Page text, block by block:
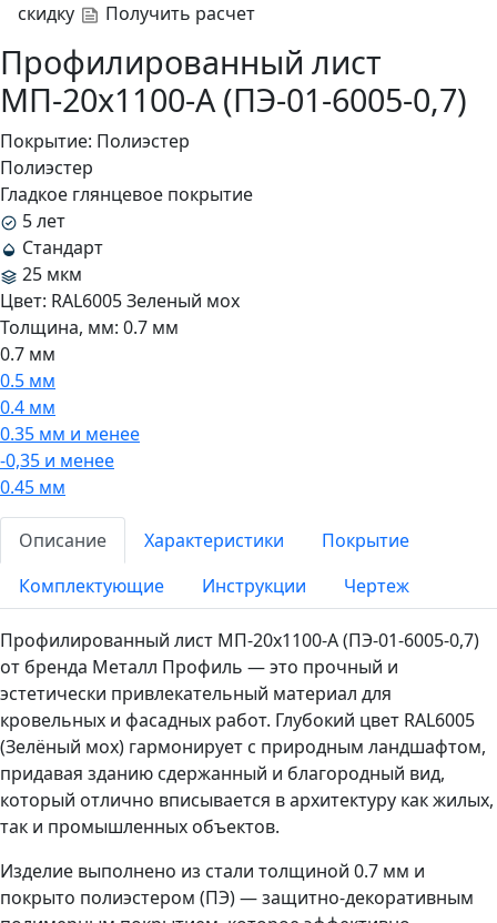
скидку
Получить расчет
Профилированный лист
МП-20x1100-A (ПЭ-01-6005-0,7)
Покрытие: Полиэстер
Полиэстер
Гладкое глянцевое покрытие
5 лет
Стандарт
25 мкм
Цвет: RAL6005 Зеленый мох
Толщина, мм: 0.7 мм
0.7 мм
0.5 мм
0.4 мм
0.35 мм и менее
-0,35 и менее
0.45 мм
Описание Характеристики
Покрытие
Комплектующие
Инструкции Чертеж
Профилированный лист МП-20x1100-A (ПЭ-01-6005-0,7)
от бренда Металл Профиль — это прочный и
эстетически привлекательный материал для
кровельных и фасадных работ. Глубокий цвет RAL6005
(Зелёный мох) гармонирует с природным ландшафтом,
придавая зданию сдержанный и благородный вид,
который отлично вписывается в архитектуру как жилых,
так и промышленных объектов.
Изделие выполнено из стали толщиной 0.7 мм и
покрыто полиэстером (ПЭ) — защитно-декоративным